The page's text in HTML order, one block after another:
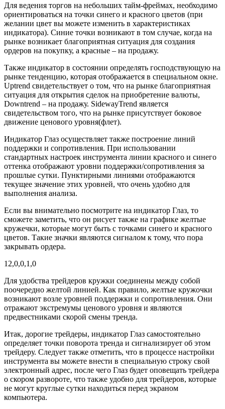
Для ведения торгов на небольших тайм-фреймах, необходимо
ориентироваться на точки синего и красного цветов (при
желании цвет вы можете изменить в характеристиках
индикатора). Синие точки возникают в том случае, когда на
рынке возникает благоприятная ситуация для создания
ордеров на покупку, а красные – на продажу.
Также индикатор в состоянии определять господствующую на
рынке тенденцию, которая отображается в специальном окне.
Uptrend свидетельствует о том, что на рынке благоприятная
ситуация для открытия сделок на приобретение валюты,
Downtrend – на продажу. SidewayTrend является
свидетельством того, что на рынке присутствует боковое
движение ценового уровня(флет).
Индикатор Глаз осуществляет также построение линий
поддержки и сопротивления. При использовании
стандартных настроек инструмента линии красного и синего
оттенка отображают уровни поддержки/сопротивления за
прошлые сутки. Пунктирными линиями отображаются
текущее значение этих уровней, что очень удобно для
выполнения анализа.
Если вы внимательно посмотрите на индикатор Глаз, то
сможете заметить, что он рисует также на графике желтые
кружечки, которые могут быть с точками синего и красного
цветов. Такие значки являются сигналом к тому, что пора
закрывать ордера.
12,0,0,1,0
Для удобства трейдеров кружки соединены между собой
поочередно желтой линией. Как правило, желтые кружочки
возникают возле уровней поддержки и сопротивления. Они
отражают экстремумы ценового уровня и являются
предвестниками скорой смены тренда.
Итак, дорогие трейдеры, индикатор Глаз самостоятельно
определяет точки поворота тренда и сигнализирует об этом
трейдеру. Следует также отметить, что в процессе настройки
инструмента вы можете внести в специальную строку свой
электронный адрес, после чего Глаз будет оповещать трейдера
о скором развороте, что также удобно для трейдеров, которые
не могут круглые сутки находиться перед экраном
компьютера.